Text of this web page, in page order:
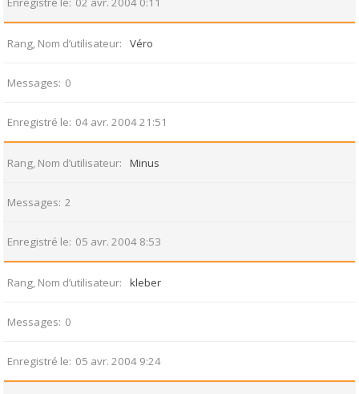
Rang, Nom d’utilisateur Véro
Messages 0
Enregistré le 04 avr. 2004 21:51
Rang, Nom d’utilisateur Minus
Messages 2
Enregistré le 05 avr. 2004 8:53
Rang, Nom d’utilisateur kleber
Messages 0
Enregistré le 05 avr. 2004 9:24